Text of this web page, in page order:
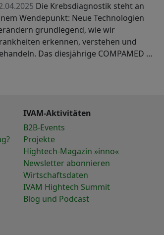
Die Krebsdiagnostik steht an
Wendepunkt: Neue Technologien
grundlegend, wie wir
erkennen, verstehen und
Das diesjährige COMPAMED …
IVAM-Aktivitäten
B2B-Events
Projekte
Hightech-Magazin »inno«
Newsletter abonnieren
Wirtschaftsdaten
IVAM Hightech Summit
Blog und Podcast